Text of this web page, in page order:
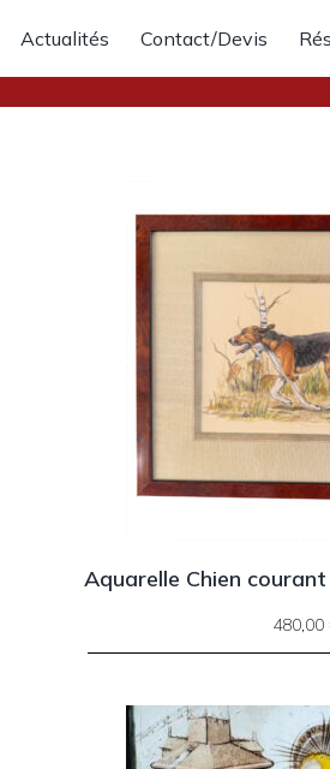
Actualités Contact/Devis
Aquarelle Chien
480,00